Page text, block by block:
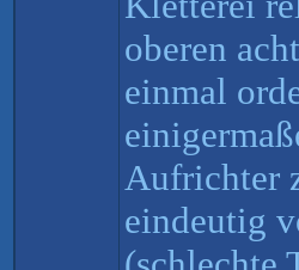
oberen
einmal
Aufrichter
eindeutig